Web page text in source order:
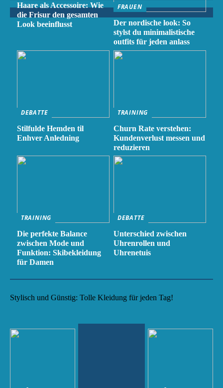
Haare als Accessoire: Wie
die Frisur den gesamten
Look beeinflusst
FRAUEN
Der nordische look: So
stylst du minimalistische
outfits für jeden anlass
DEBATTE
Stilfulde Hemden til
Enhver Anledning
TRAINING
Churn Rate verstehen:
Kundenverlust messen und
reduzieren
TRAINING
Die perfekte Balance
zwischen Mode und
Funktion: Skibekleidung
für Damen
DEBATTE
Unterschied zwischen
Uhrenrollen und
Uhrenetuis
Stylisch und Günstig: Tolle Kleidung für jeden Tag!